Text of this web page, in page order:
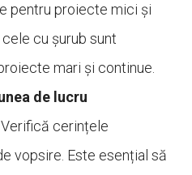
pentru proiecte mici și
cu șurub sunt
mari și continue.
de lucru
Verifică cerințele
vopsire. Este esențial să